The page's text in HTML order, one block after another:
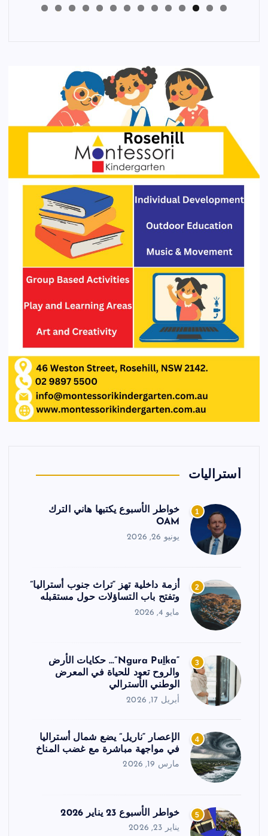
أستراليات
1
خواطر الأسبوع يكتبها هاني الترك
OAM
يونيو 26, 2026
2
أزمة داخلية تهز “تراث جنوب أستراليا”
وتفتح باب التساؤلات حول مستقبله
مايو 4, 2026
3
“Ngura Puḻka”… حكايات الأرض
والروح تعود للحياة في المعرض
الوطني الأسترالي
أبريل 17, 2026
4
الإعصار “ناريل” يضع شمال أستراليا
في مواجهة مباشرة مع غضب المناخ
مارس 19, 2026
5 خواطر الأسبوع 23 يناير 2026
يناير 23, 2026